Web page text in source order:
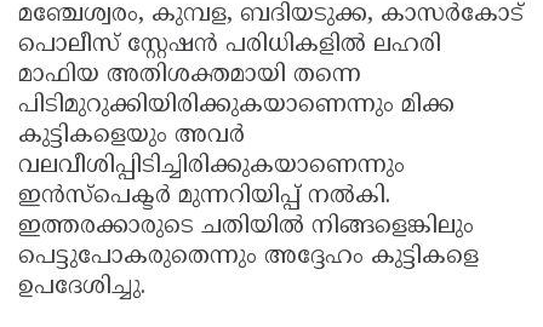
മഞ്ചേശ്വരം, കുമ്പള, ബദിയടുക്ക, കാസർകോട്
പൊലീസ് സ്റ്റേഷൻ പരിധികളിൽ ലഹരി
മാഫിയ അതിശക്തമായി തന്നെ
പിടിമുറുക്കിയിരിക്കുകയാണെന്നും മിക്ക
കുട്ടികളെയും അവർ
വലവീശിപ്പിടിച്ചിരിക്കുകയാണെന്നും
ഇൻസ്‌പെക്ടർ മുന്നറിയിപ്പ് നൽകി.
ഇത്തരക്കാരുടെ ചതിയിൽ നിങ്ങളെങ്കിലും
പെട്ടുപോകരുതെന്നും അദ്ദേഹം കുട്ടികളെ
ഉപദേശിച്ചു.